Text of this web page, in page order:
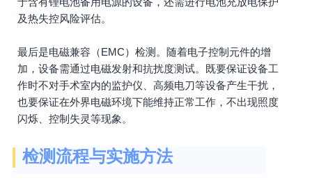
及热失控风险评估。
最后是电磁兼容（EMC）检测。随着电子控制元件的增
加，设备需通过电磁发射和抗扰度测试。既要保证设备工
作时不对手术室内的监护仪、高频电刀等设备产生干扰，
也要保证在外界电磁环境下能维持正常工作，不出现照度
闪烁、控制失灵等现象。
检测流程与实施方法